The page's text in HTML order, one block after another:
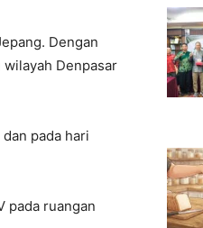
Dengan
Denpasar
pada hari
pada ruangan